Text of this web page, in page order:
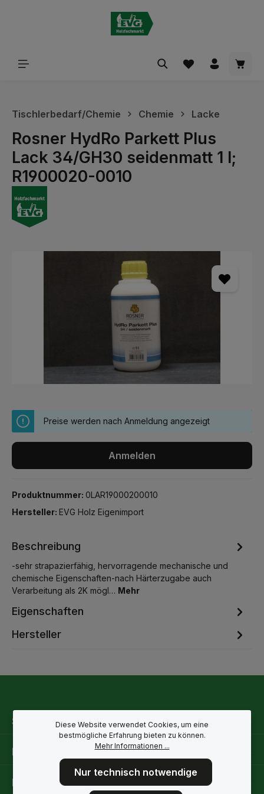
Tischlerbedarf/Chemie Chemie Lacke
Rosner HydRo Parkett Plus
Lack 34/GH30 seidenmatt 1 l;
R1900020-0010
Preise werden nach Anmeldung angezeigt
Anmelden
Produktnummer: 0LAR19000200010
Hersteller: EVG Holz Eigenimport
Beschreibung
-sehr strapazierfähig, hervorragende mechanische und
chemische Eigenschaften-nach Härterzugabe auch
Verarbeitung als 2K mögl… Mehr
Eigenschaften
Hersteller
Service-Hotline
Rechtliche Hinweise
Informationen
Diese Website verwendet Cookies, um eine
bestmögliche Erfahrung bieten zu können.
Mehr Informationen ...
Nur technisch notwendige